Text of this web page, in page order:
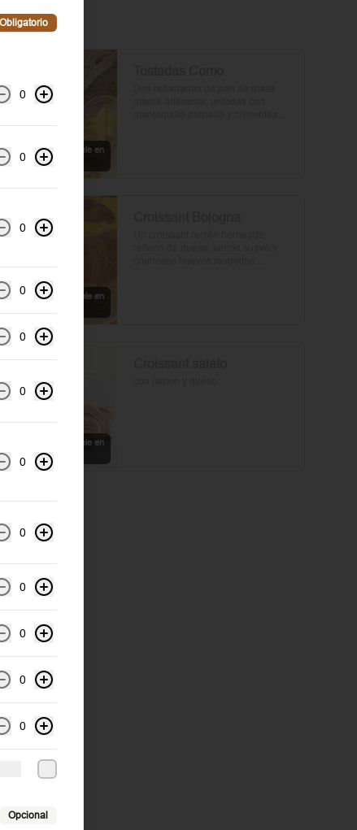
Servicio solo disponible en
local
Servicio solo disponible en
Servicio solo disponible en
local
Obligatorio
0
0
0
0
0
0
0
0
0
0
0
0
Opcional